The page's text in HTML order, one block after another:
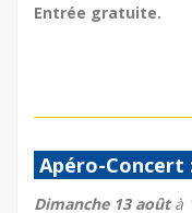
Entrée gratuite.
Apéro-Concert
Dimanche 13 aoûtà